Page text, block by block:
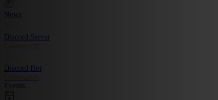
News
Discord Server
Community
Discord Bot
Events